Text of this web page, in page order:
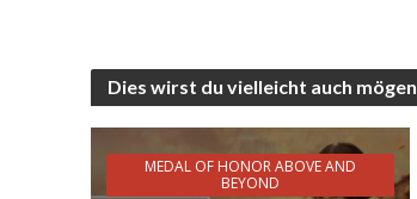
Dies wirst du vielleicht auch mögen
MEDAL OF HONOR ABOVE AND
BEYOND